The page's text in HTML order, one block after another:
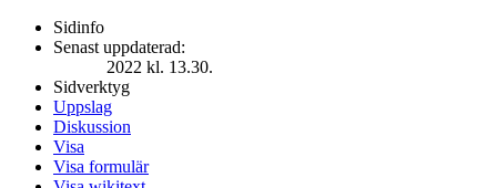
Sidinfo
Senast uppdaterad:
2022 kl. 13.30.
Sidverktyg
Uppslag
Diskussion
Visa
Visa formulär